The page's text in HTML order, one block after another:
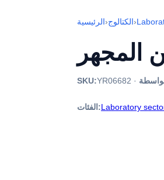
الرئيسية›الكتالوج›
SKU:YR06682 ·
الفئات:Laboratory